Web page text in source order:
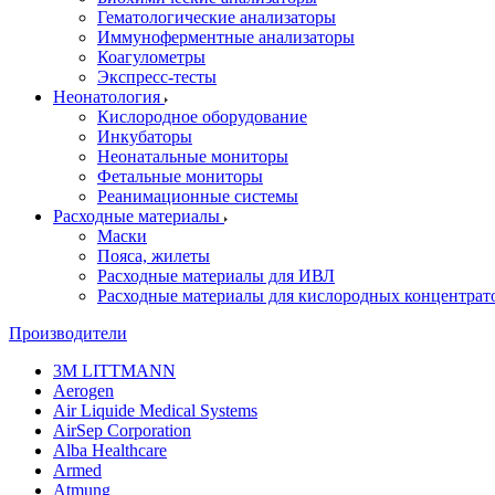
Гематологические анализаторы
Иммуноферментные анализаторы
Коагулометры
Экспресс-тесты
Неонатология
Кислородное оборудование
Инкубаторы
Неонатальные мониторы
Фетальные мониторы
Реанимационные системы
Расходные материалы
Маски
Пояса, жилеты
Расходные материалы для ИВЛ
Расходные материалы для кислородных
Производители
3M LITTMANN
Aerogen
Air Liquide Medical Systems
AirSep Corporation
Alba Healthcare
Armed
Atmung